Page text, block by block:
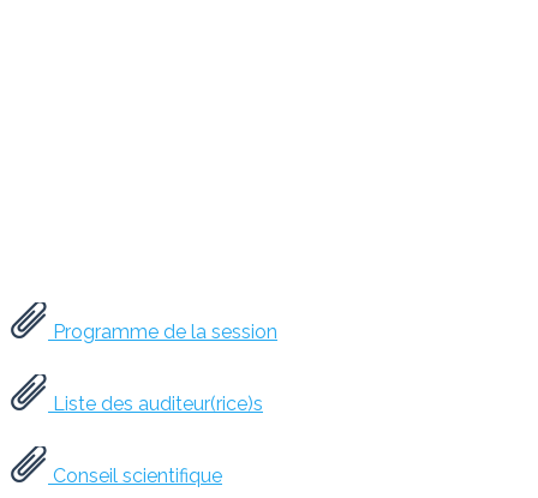
Programme de la session
Liste des auditeur(rice)s
Conseil scientifique